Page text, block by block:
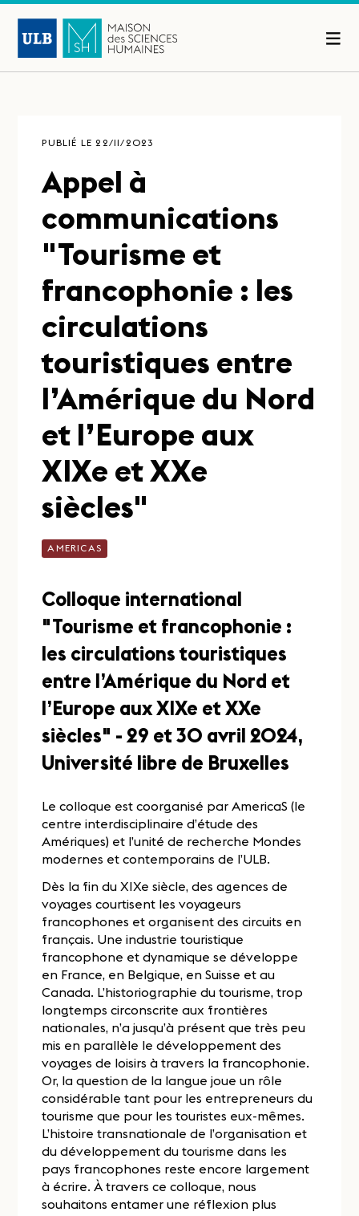
PUBLIÉ LE 22/11/2023
Appel à
communications
"Tourisme et
francophonie : les
circulations
touristiques entre
l’Amérique du Nord
et l’Europe aux
XIXe et XXe
siècles"
AMERICAS
Colloque international
"Tourisme et francophonie :
les circulations touristiques
entre l’Amérique du Nord et
l’Europe aux XIXe et XXe
siècles" - 29 et 30 avril 2024,
Université libre de Bruxelles
Le colloque est coorganisé par AmericaS (le
centre interdisciplinaire d’étude des
Amériques) et l’unité de recherche Mondes
modernes et contemporains de l’ULB.
Dès la fin du XIXe siècle, des agences de
voyages courtisent les voyageurs
francophones et organisent des circuits en
français. Une industrie touristique
francophone et dynamique se développe
en France, en Belgique, en Suisse et au
Canada. L’historiographie du tourisme, trop
longtemps circonscrite aux frontières
nationales, n’a jusqu’à présent que très peu
mis en parallèle le développement des
voyages de loisirs à travers la francophonie.
Or, la question de la langue joue un rôle
considérable tant pour les entrepreneurs du
tourisme que pour les touristes eux-mêmes.
L’histoire transnationale de l’organisation et
du développement du tourisme dans les
pays francophones reste encore largement
à écrire. À travers ce colloque, nous
souhaitons entamer une réflexion plus